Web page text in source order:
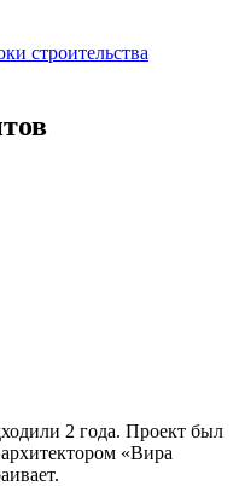
строительства
2 года. Проект был
«Вира